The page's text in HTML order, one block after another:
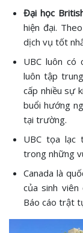
Đại học
hiện đại.
dịch vụ tốt
UBC luôn
luôn tập
cấp nhiều sự
buổi hướng
tại trường.
UBC tọa lạc
trong những
Canada là
của sinh
Báo cáo trật